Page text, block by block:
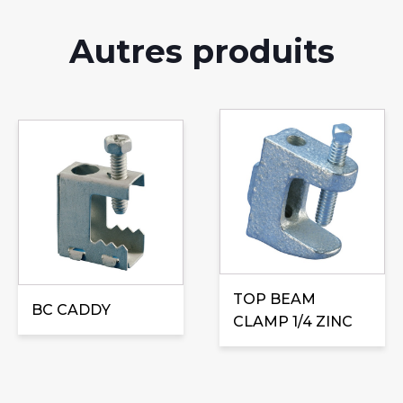
Autres produits
BC CADDY
TOP BEAM
CLAMP 1/4 ZINC